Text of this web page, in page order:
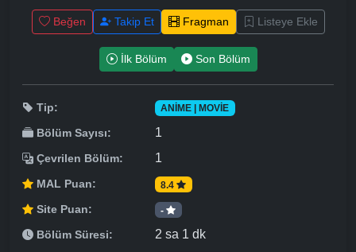
Beğen Takip Et Fragman Listeye Ekle
İlk Bölüm Son Bölüm
Tip: ANIME | MOVIE
Bölüm Sayısı: 1
Çevrilen Bölüm: 1
MAL Puan: 8.4
Site Puan: -
Bölüm Süresi: 2 sa 1 dk